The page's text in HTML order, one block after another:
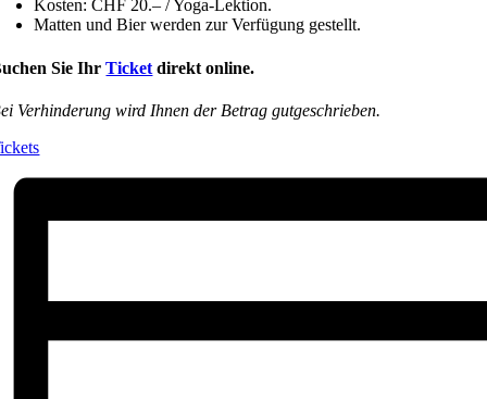
Kosten: CHF 20.– / Yoga-Lektion.
Matten und Bier werden zur Verfügung gestellt.
Sie IhrTicket direkt online.
Verhinderung wird Ihnen der Betrag gutgeschrieben.